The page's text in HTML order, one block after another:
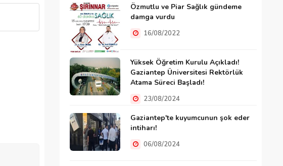
Özmutlu ve Piar Sağlık gündeme
damga vurdu
16/08/2022
Yüksek Öğretim Kurulu Açıkladı!
Gaziantep Üniversitesi Rektörlük
Atama Süreci Başladı!
23/08/2024
Gaziantep'te kuyumcunun şok eder
intiharı!
06/08/2024